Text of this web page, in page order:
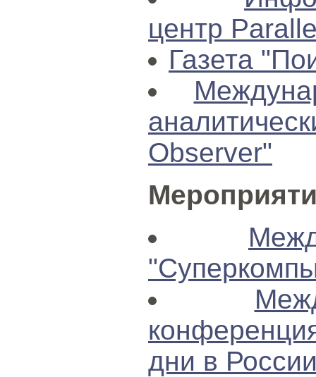
центр
Газета
Observer"
дни в